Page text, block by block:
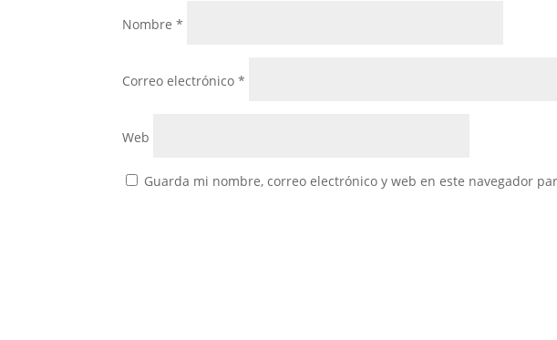
Nombre*
Correo electrónico*
Web
Guarda mi nombre, correo electrónico y web en este navegador